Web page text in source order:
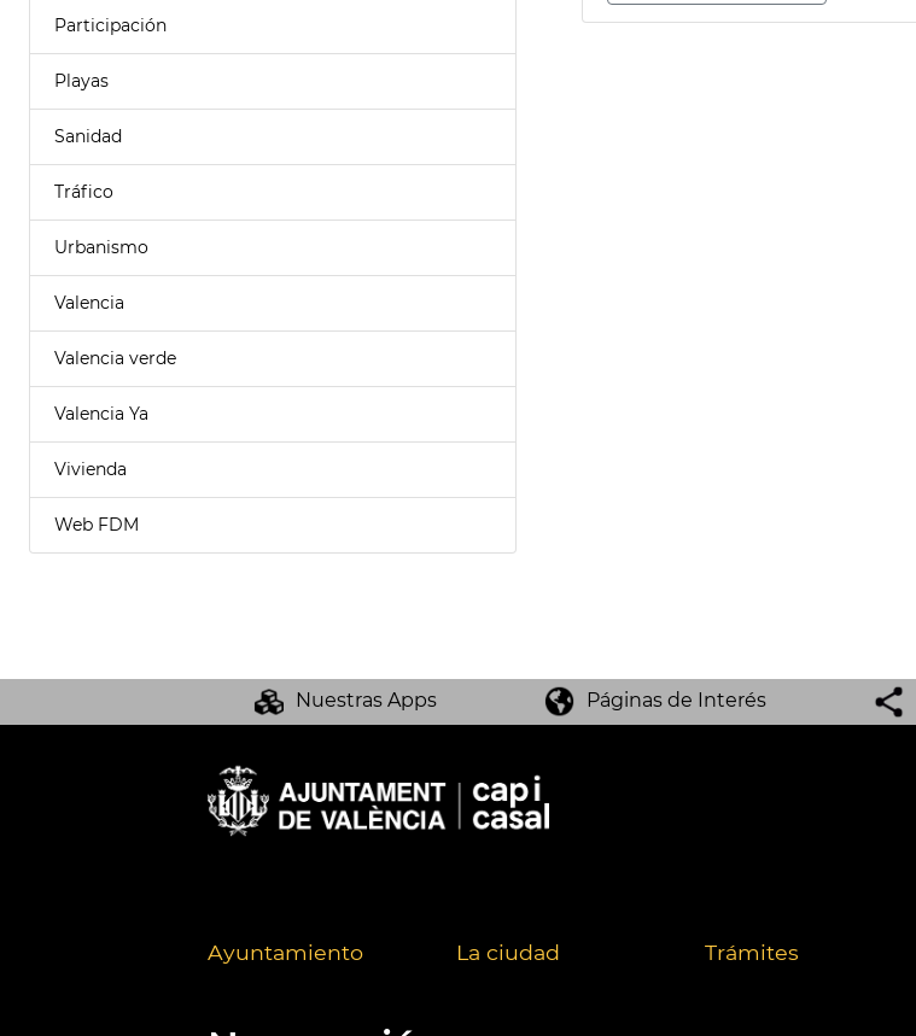
Participación
Playas
Sanidad
Tráfico
Urbanismo
Valencia
Valencia verde
Valencia Ya
Vivienda
Web FDM
Nuestras Apps Páginas de Interés
Ayuntamiento La ciudad Trámites